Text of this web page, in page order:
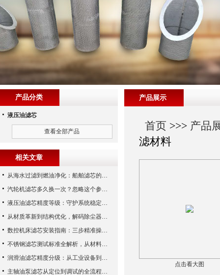
产品展示
首页 >>> 产品
滤材料
点击看大图
产品分类
液压油滤芯
查看全部产品
相关文章
从海水过滤到燃油净化：船舶滤芯的多场景应用解析
汽轮机滤芯多久换一次？忽略这个参数，机组非停损失可能上百万！
液压油滤芯精度等级：守护系统稳定与寿命的“微米标尺”
从材质革新到结构优化，解码除尘器滤芯性能跃升的核心逻辑
数控机床滤芯安装指南：三步精准操作，杜绝设备“亚健康”
不锈钢滤芯测试标准全解析，从材料性能到应用场景的严苛验证
润滑油滤芯精度分级：从工业设备到精密系统的过滤密码
主轴油泵滤芯从定位到调试的全流程解析